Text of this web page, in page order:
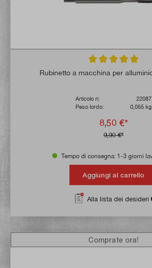
Valutazione media
Rubinetto a macchina per
Articolo n:
22087
Peso lordo:
0,055 kg
8,50 €*
9,90 €*
Tempo di consegna: 1-3 giorni
Aggiungi al carrello
Alla lista dei desideri
Comprate ora!